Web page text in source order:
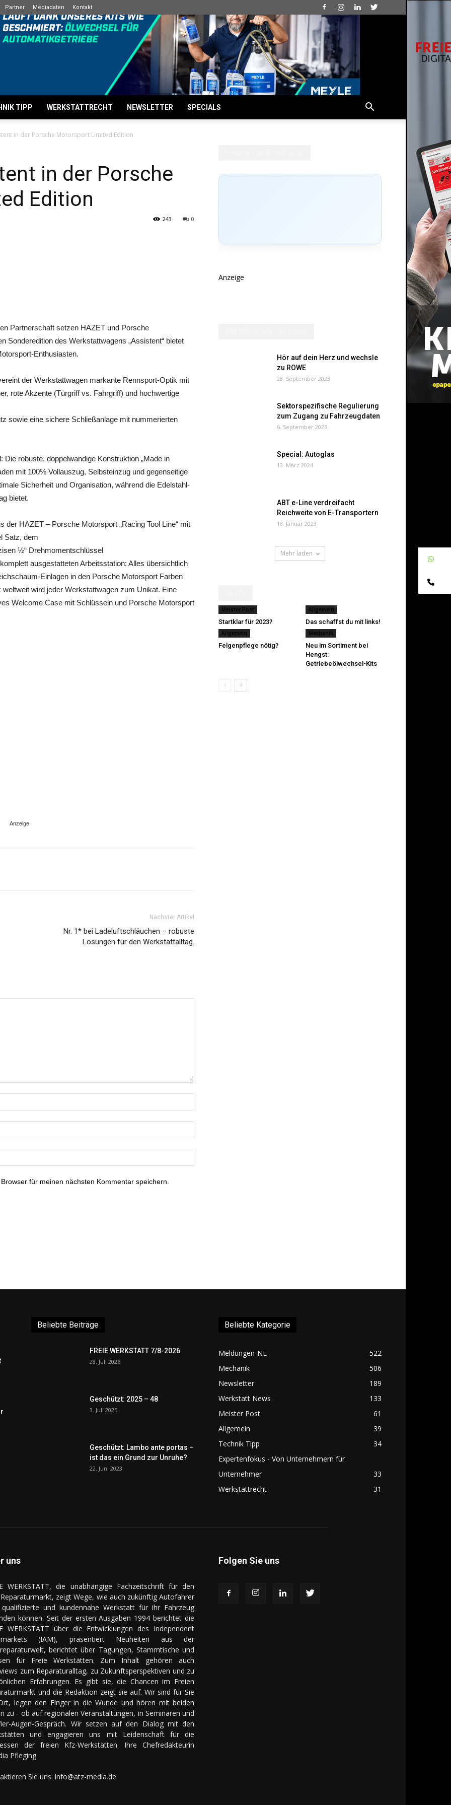
Partner Mediadaten Kontakt
TIPP WERKSTATTRECHT NEWSLETTER SPECIALS
in der Porsche Motorsport Limited Edition
in der Porsche
Edition
0
243
Partnerschaft setzen HAZET und Porsche
Sonderedition des Werkstattwagens „Assistent“ bietet
Enthusiasten.
der Werkstattwagen markante Rennsport-Optik mit
rote Akzente (Türgriff vs. Fahrgriff) und hochwertige
sowie eine sichere Schließanlage mit nummerierten
robuste, doppelwandige Konstruktion „Made in
mit 100% Vollauszug, Selbsteinzug und gegenseitige
Sicherheit und Organisation, während die Edelstahl-
bietet.
der HAZET – Porsche Motorsport „Racing Tool Line“ mit
Satz, dem
½“ Drehmomentschlüssel
ausgestatteten Arbeitsstation: Alles übersichtlich
Einlagen in den Porsche Motorsport Farben
wird jeder Werkstattwagen zum Unikat. Eine
Welcome Case mit Schlüsseln und Porsche Motorsport
Nächster Artikel
Nr. 1* bei Ladeluftschläuchen – robuste
Lösungen für den Werkstattalltag.
für meinen nächsten Kommentar speichern.
Anzeige
Hör auf dein Herz und wechsle
zu ROWE
28. September 2023
Sektorspezifische Regulierung
zum Zugang zu Fahrzeugdaten
6. September 2023
Special: Autoglas
13. März 2024
ABT e-Line verdreifacht
Reichweite von E-Transportern
18. Januar 2023
Mehr laden
Meister Post
Startklar für 2023?
Allgemein
Das schaffst du mit links!
Allgemein
Felgenpflege nötig?
Mechanik
Neu im Sortiment bei
Hengst:
Getriebeölwechsel-Kits
Beliebte Beiträge
FREIE WERKSTATT 7/8-2026
28. Juli 2026
Geschützt: 2025 – 48
3. Juli 2025
Geschützt: Lambo ante portas –
ist das ein Grund zur Unruhe?
22. Juni 2023
Beliebte Kategorie
Meldungen-NL
522
Mechanik
506
Newsletter
189
Werkstatt News
133
Meister Post
61
Allgemein
39
Technik Tipp
34
Expertenfokus - Von Unternehmern für
Unternehmer
33
Werkstattrecht
31
uns
WERKSTATT, die unabhängige Fachzeitschrift für den
zeigt Wege, wie auch zukünftig Autofahrer
und kundennahe Werkstatt für ihr Fahrzeug
können. Seit der ersten Ausgaben 1994 berichtet die
WERKSTATT über die Entwicklungen des Independent
(IAM), präsentiert Neuheiten aus der
berichtet über Tagungen, Stammtische und
für Freie Werkstätten. Zum Inhalt gehören auch
zum Reparaturalltag, zu Zukunftsperspektiven und zu
Erfahrungen. Es gibt sie, die Chancen im Freien
und die Redaktion zeigt sie auf. Wir sind für Sie
legen den Finger in die Wunde und hören mit beiden
zu - ob auf regionalen Veranstaltungen, in Seminaren und
Augen-Gespräch. Wir setzen auf den Dialog mit den
und engagieren uns mit Leidenschaft für die
der freien Kfz-Werkstätten. Ihre Chefredakteurin
Pfleging
Sie uns: info@atz-media.de
Folgen Sie uns